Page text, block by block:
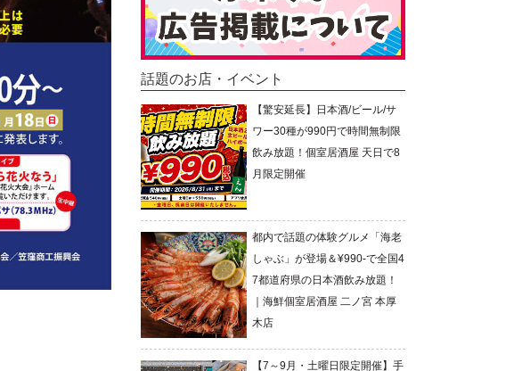
話題のお店・イベント
【驚安延長】日本酒/ビール/サ
ワー30種が990円で時間無制限
飲み放題！個室居酒屋 天日で8
月限定開催
都内で話題の体験グルメ「海老
しゃぶ」が登場＆¥990-で全国4
7都道府県の日本酒飲み放題！
｜海鮮個室居酒屋 二ノ宮 本厚
木店
【7～9月・土曜日限定開催】手